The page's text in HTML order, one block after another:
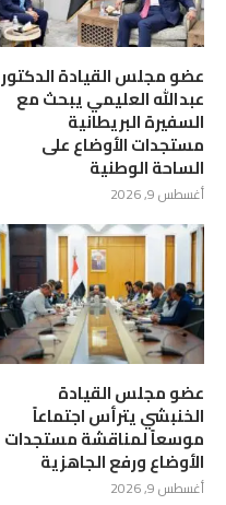
عضو مجلس القيادة الدكتور
عبدالله العليمي يبحث مع
السفيرة البريطانية
مستجدات الأوضاع على
الساحة الوطنية
أغسطس 9, 2026
عضو مجلس القيادة
الخنبشي يترأس اجتماعاً
موسعاً لمناقشة مستجدات
الأوضاع ورفع الجاهزية
أغسطس 9, 2026